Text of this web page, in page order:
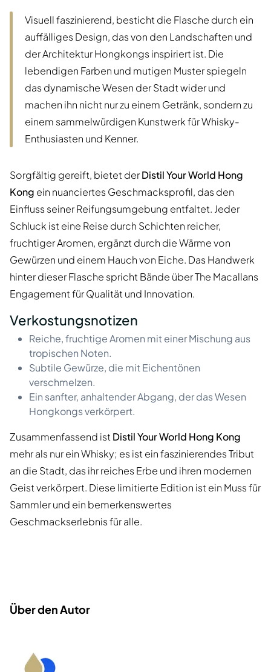
Visuell faszinierend, besticht die Flasche durch ein
auffälliges Design, das von den Landschaften und
der Architektur Hongkongs inspiriert ist. Die
lebendigen Farben und mutigen Muster spiegeln
das dynamische Wesen der Stadt wider und
machen ihn nicht nur zu einem Getränk, sondern zu
einem sammelwürdigen Kunstwerk für Whisky-
Enthusiasten und Kenner.
Sorgfältig gereift, bietet derDistil Your World Hong
Kong ein nuanciertes Geschmacksprofil, das den
Einfluss seiner Reifungsumgebung entfaltet. Jeder
Schluck ist eine Reise durch Schichten reicher,
fruchtiger Aromen, ergänzt durch die Wärme von
Gewürzen und einem Hauch von Eiche. Das Handwerk
hinter dieser Flasche spricht Bände über The Macallans
Engagement für Qualität und Innovation.
Verkostungsnotizen
Reiche, fruchtige Aromen mit einer Mischung aus
tropischen Noten.
Subtile Gewürze, die mit Eichentönen
verschmelzen.
Ein sanfter, anhaltender Abgang, der das Wesen
Hongkongs verkörpert.
Zusammenfassend istDistil Your World Hong Kong
mehr als nur ein Whisky; es ist ein faszinierendes Tribut
an die Stadt, das ihr reiches Erbe und ihren modernen
Geist verkörpert. Diese limitierte Edition ist ein Muss für
Sammler und ein bemerkenswertes
Geschmackserlebnis für alle.
Über den Autor